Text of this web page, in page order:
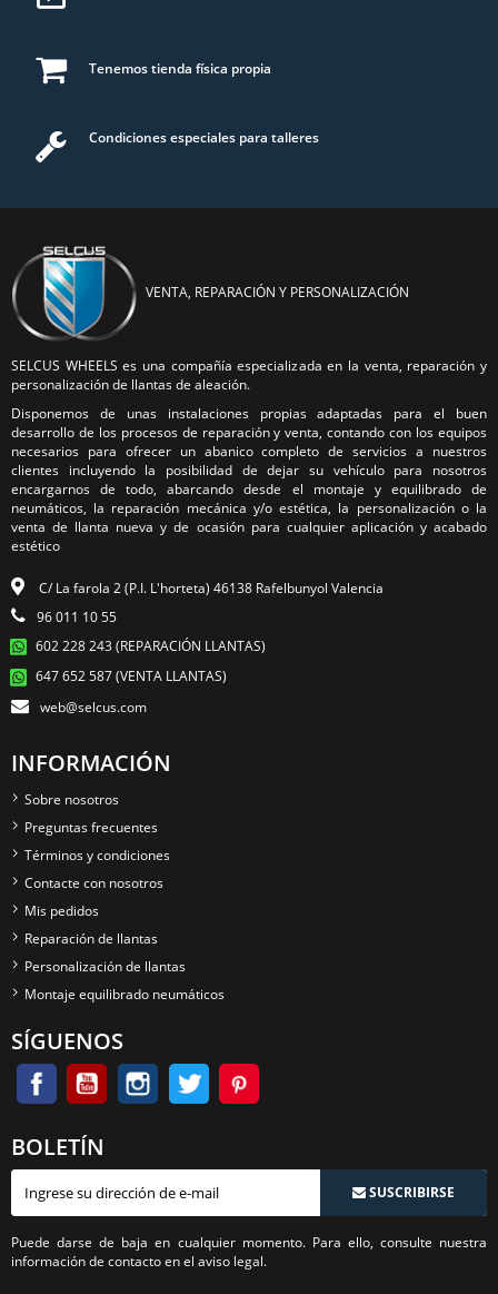
Tenemos tienda física propia
Condiciones especiales para talleres
VENTA, REPARACIÓN Y PERSONALIZACIÓN
SELCUS WHEELS es una compañía especializada en la venta, reparación y
personalización de llantas de aleación.
Disponemos de unas instalaciones propias adaptadas para el buen
desarrollo de los procesos de reparación y venta, contando con los equipos
necesarios para ofrecer un abanico completo de servicios a nuestros
clientes incluyendo la posibilidad de dejar su vehículo para nosotros
encargarnos de todo, abarcando desde el montaje y equilibrado de
neumáticos, la reparación mecánica y/o estética, la personalización o la
venta de llanta nueva y de ocasión para cualquier aplicación y acabado
estético
C/ La farola 2 (P.I. L'horteta) 46138 Rafelbunyol Valencia
96 011 10 55
602 228 243 (REPARACIÓN LLANTAS)
647 652 587 (VENTA LLANTAS)
web@selcus.com
INFORMACIÓN
Sobre nosotros
Preguntas frecuentes
Términos y condiciones
Contacte con nosotros
Mis pedidos
Reparación de llantas
Personalización de llantas
Montaje equilibrado neumáticos
SÍGUENOS
BOLETÍN
SUSCRIBIRSE
Puede darse de baja en cualquier momento. Para ello, consulte nuestra
información de contacto en el aviso legal.